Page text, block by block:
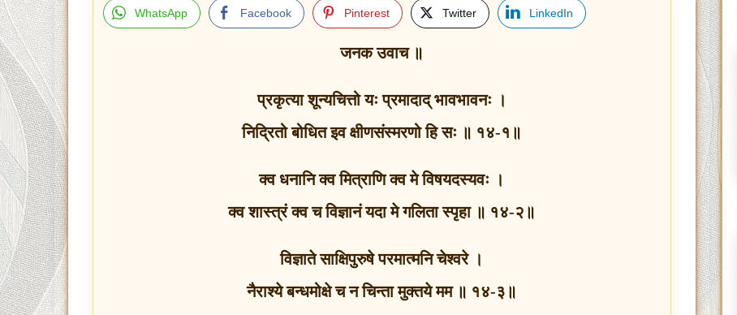
WhatsApp Facebook Pinterest Twitter LinkedIn
जनक उवाच ॥
प्रकृत्या शून्यचित्तो यः प्रमादाद् भावभावनः ।
निद्रितो बोधित इव क्षीणसंस्मरणो हि सः ॥ १४-१॥
क्व धनानि क्व मित्राणि क्व मे विषयदस्यवः ।
क्व शास्त्रं क्व च विज्ञानं यदा मे गलिता स्पृहा ॥ १४-२॥
विज्ञाते साक्षिपुरुषे परमात्मनि चेश्वरे ।
नैराश्ये बन्धमोक्षे च न चिन्ता मुक्तये मम ॥ १४-३॥